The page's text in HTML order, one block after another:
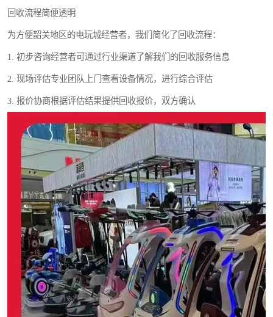
回收流程简便透明
为方便韶关地区的电玩城经营者，我们简化了回收流程：
1. 初步咨询经营者可通过行业渠道了解我们的回收服务信息
2. 现场评估专业团队上门查看设备情况，进行综合评估
3. 报价协商根据评估结果提供回收报价，双方确认